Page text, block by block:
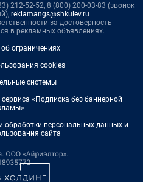
212-52-52, 8 (800) 200-03-83 (звонок
reklamangs@shkulev.ru
за достоверность
в рекламных объявлениях.
ограничениях
cookies
системы
«Подписка без баннерной
обработки персональных данных и
сайта